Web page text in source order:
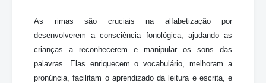
As rimas são cruciais na alfabetização por
desenvolverem a consciência fonológica, ajudando as
crianças a reconhecerem e manipular os sons das
palavras. Elas enriquecem o vocabulário, melhoram a
pronúncia, facilitam o aprendizado da leitura e escrita, e